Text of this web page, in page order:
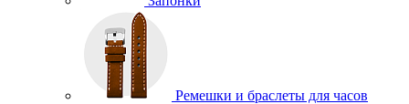
Ремешки и браслеты для часов